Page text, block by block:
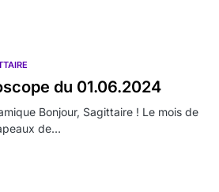
du 01.06.2024
Bonjour, Sagittaire ! Le mois de
de…